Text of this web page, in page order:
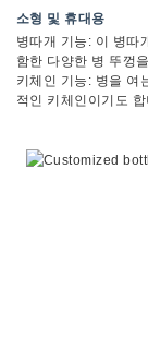
소형 및 휴대용
병따개 기능: 이 병따
함한 다양한 병 뚜껑
키체인 기능: 병을 여
적인 키체인이기도